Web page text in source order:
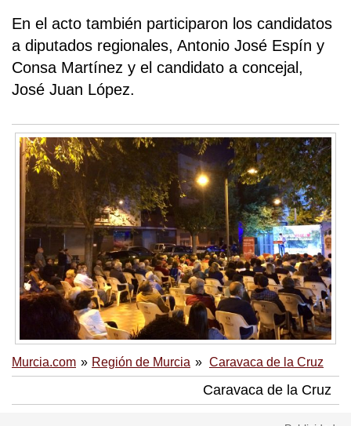
En el acto también participaron los candidatos
a diputados regionales, Antonio José Espín y
Consa Martínez y el candidato a concejal,
José Juan López.
Murcia.com Región de Murcia Caravaca de la Cruz
Caravaca de la Cruz